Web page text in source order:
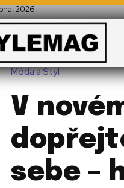
2026
Móda a Styl
V
sebe –